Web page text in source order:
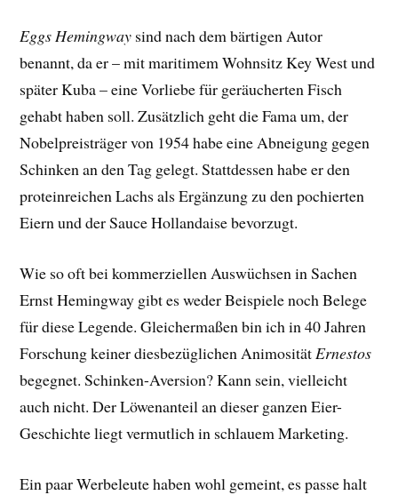
Eggs Hemingway sind nach dem bärtigen Autor
benannt, da er – mit maritimem Wohnsitz Key West und
später Kuba – eine Vorliebe für geräucherten Fisch
gehabt haben soll. Zusätzlich geht die Fama um, der
Nobelpreisträger von 1954 habe eine Abneigung gegen
Schinken an den Tag gelegt. Stattdessen habe er den
proteinreichen Lachs als Ergänzung zu den pochierten
Eiern und der Sauce Hollandaise bevorzugt.
Wie so oft bei kommerziellen Auswüchsen in Sachen
Ernst Hemingway gibt es weder Beispiele noch Belege
für diese Legende. Gleichermaßen bin ich in 40 Jahren
Forschung keiner diesbezüglichen AnimositätErnestos
begegnet. Schinken-Aversion? Kann sein, vielleicht
auch nicht. Der Löwenanteil an dieser ganzen Eier-
Geschichte liegt vermutlich in schlauem Marketing.
Ein paar Werbeleute haben wohl gemeint, es passe halt